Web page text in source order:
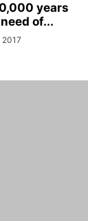
years
of...
2017